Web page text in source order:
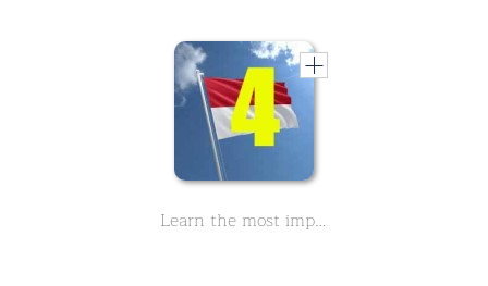
Learn the most important Indonesian sentences Part 4